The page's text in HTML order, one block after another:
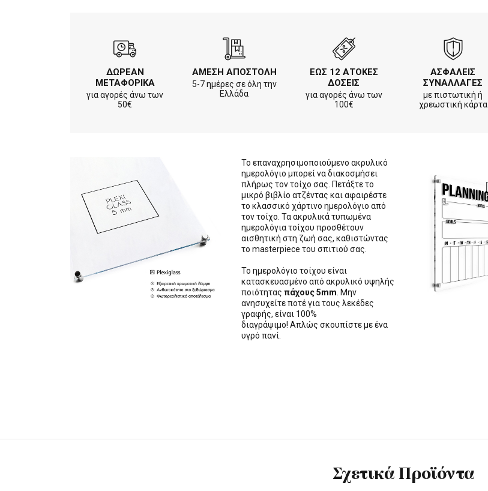
ΔΩΡΕΑΝ
ΜΕΤΑΦΟΡΙΚΑ
για αγορές άνω των
50€
ΑΜΕΣΗ ΑΠΟΣΤΟΛΗ
5-7 ημέρες σε όλη την
Ελλάδα
ΕΩΣ 12 ΑΤΟΚΕΣ
ΔΟΣΕΙΣ
για αγορές άνω των
100€
ΑΣΦΑΛΕΙΣ
ΣΥΝΑΛΛΑΓΕΣ
με πιστωτική ή
χρεωστική κάρτα
Το επαναχρησιμοποιούμενο ακρυλικό
ημερολόγιο μπορεί να διακοσμήσει
πλήρως τον τοίχο σας. Πετάξτε το
μικρό βιβλίο ατζέντας και αφαιρέστε
το κλασσικό χάρτινο ημερολόγιο από
τον τοίχο. Τα ακρυλικά τυπωμένα
ημερολόγια τοίχου προσθέτουν
αισθητική στη ζωή σας, καθιστώντας
το masterpiece του σπιτιού σας.
Το ημερολόγιο τοίχου είναι
κατασκευασμένο από ακρυλικό υψηλής
ποιότητας πάχους 5mm . Μην
ανησυχείτε ποτέ για τους λεκέδες
γραφής, είναι 100%
διαγράψιμο! Απλώς σκουπίστε με ένα
υγρό πανί.
Σχετικά Προϊόντα